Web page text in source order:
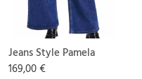
Jeans Style Pamela
169,00 €